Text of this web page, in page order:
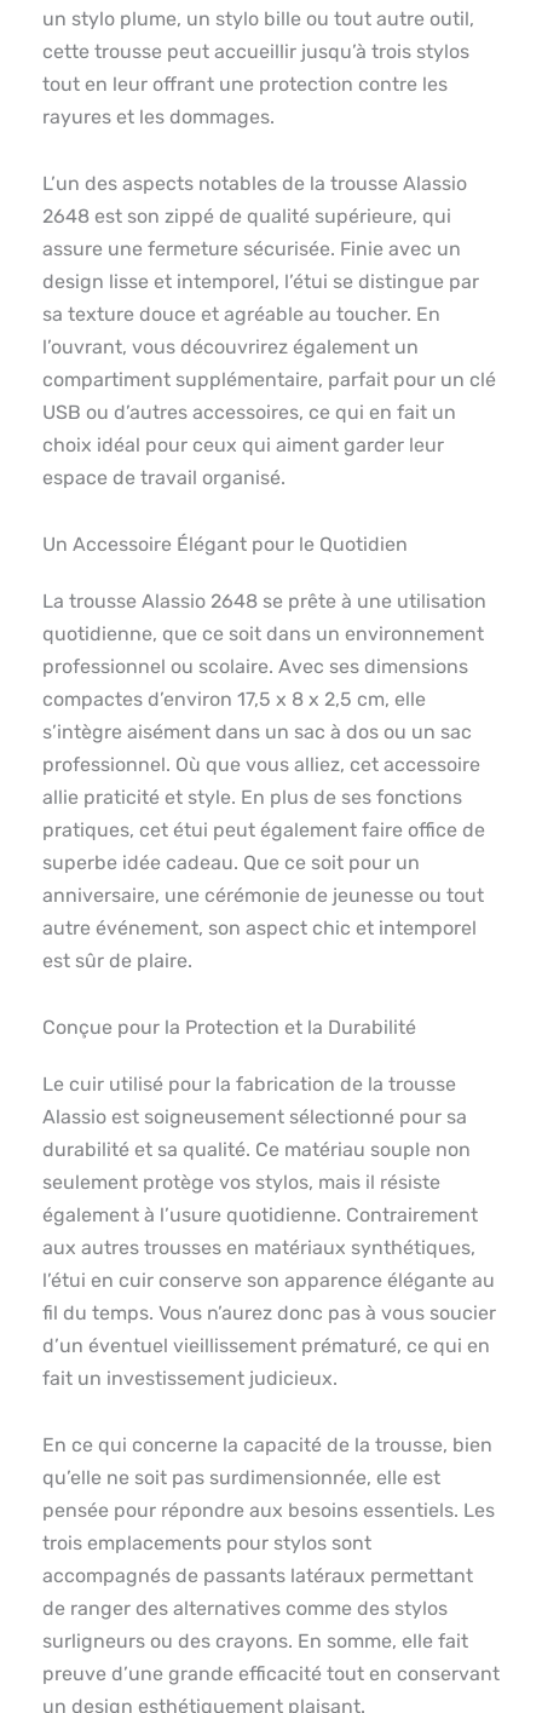
un stylo plume, un stylo bille ou tout autre outil,
cette trousse peut accueillir jusqu’à trois stylos
tout en leur offrant une protection contre les
rayures et les dommages.
L’un des aspects notables de la trousse Alassio
2648 est son zippé de qualité supérieure, qui
assure une fermeture sécurisée. Finie avec un
design lisse et intemporel, l’étui se distingue par
sa texture douce et agréable au toucher. En
l’ouvrant, vous découvrirez également un
compartiment supplémentaire, parfait pour un clé
USB ou d’autres accessoires, ce qui en fait un
choix idéal pour ceux qui aiment garder leur
espace de travail organisé.
Un Accessoire Élégant pour le Quotidien
La trousse Alassio 2648 se prête à une utilisation
quotidienne, que ce soit dans un environnement
professionnel ou scolaire. Avec ses dimensions
compactes d’environ 17,5 x 8 x 2,5 cm, elle
s’intègre aisément dans un sac à dos ou un sac
professionnel. Où que vous alliez, cet accessoire
allie praticité et style. En plus de ses fonctions
pratiques, cet étui peut également faire office de
superbe idée cadeau. Que ce soit pour un
anniversaire, une cérémonie de jeunesse ou tout
autre événement, son aspect chic et intemporel
est sûr de plaire.
Conçue pour la Protection et la Durabilité
Le cuir utilisé pour la fabrication de la trousse
Alassio est soigneusement sélectionné pour sa
durabilité et sa qualité. Ce matériau souple non
seulement protège vos stylos, mais il résiste
également à l’usure quotidienne. Contrairement
aux autres trousses en matériaux synthétiques,
l’étui en cuir conserve son apparence élégante au
fil du temps. Vous n’aurez donc pas à vous soucier
d’un éventuel vieillissement prématuré, ce qui en
fait un investissement judicieux.
En ce qui concerne la capacité de la trousse, bien
qu’elle ne soit pas surdimensionnée, elle est
pensée pour répondre aux besoins essentiels. Les
trois emplacements pour stylos sont
accompagnés de passants latéraux permettant
de ranger des alternatives comme des stylos
surligneurs ou des crayons. En somme, elle fait
preuve d’une grande efficacité tout en conservant
un design esthétiquement plaisant.